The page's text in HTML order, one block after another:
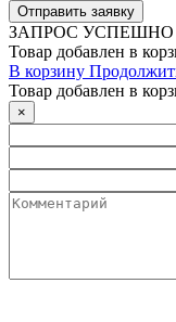
ЗАПРОС УСПЕШНО
Товар добавлен в
В корзину
Товар добавлен в
×